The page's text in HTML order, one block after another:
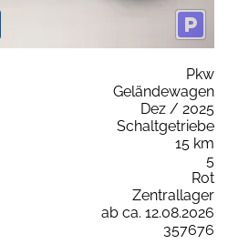
Pkw
Geländewagen
Dez / 2025
Schaltgetriebe
15 km
5
Rot
Zentrallager
ab ca. 12.08.2026
357676